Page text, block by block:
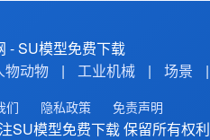
- SU模型免费下载
物动物 | 工业机械 | 场景 |
们 隐私政策 免责声明
SU模型免费下载 保留所有权利